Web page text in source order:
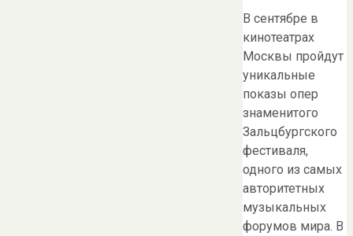
В сентябре в
кинотеатрах
Москвы пройдут
уникальные
показы опер
знаменитого
Зальцбургского
фестиваля,
одного из самых
авторитетных
музыкальных
форумов мира. В